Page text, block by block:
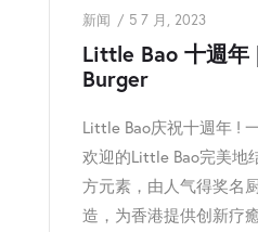
新闻 5 7 月, 2023
Little Bao 十週年
Burger
Little Bao庆祝十週年 !
欢迎的Little Bao完美地
方元素，由人气得奖名
造，为香港提供创新疗